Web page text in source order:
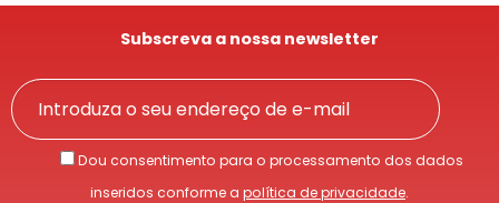
Subscreva a nossa newsletter
Dou consentimento para o processamento dos dados
inseridos conforme a política de privacidade.